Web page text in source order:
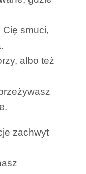
Cię smuci,
albo też
zachwyt